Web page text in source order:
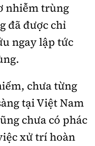
nếu không có sự
nhiễm trùng
đã được chỉ
ngay lập tức
chưa từng
tại Việt Nam
chưa có phác
xử trí hoàn